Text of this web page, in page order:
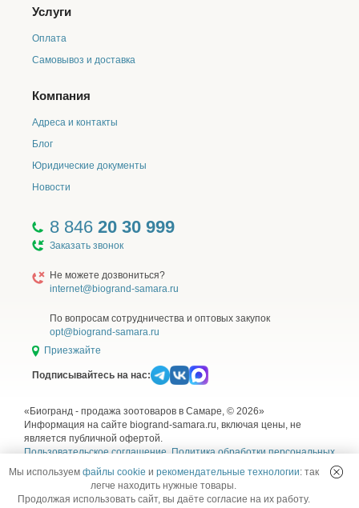
Услуги
Оплата
Самовывоз и доставка
Компания
Адреса и контакты
Блог
Юридические документы
Новости
8 846 20 30 999
Заказать звонок
Не можете дозвониться?
internet@biogrand-samara.ru
По вопросам сотрудничества и оптовых закупок
opt@biogrand-samara.ru
Приезжайте
Подписывайтесь на нас:
«Биогранд - продажа зоотоваров в Самаре, © 2026»
Информация на сайте biogrand-samara.ru, включая цены, не
является публичной офертой.
Пользовательское соглашение,Политика обработки персональных
Согласие на обработку персональных данных
использования рекомендательных технологий
Мы используем файлы cookie и рекомендательные технологии: так
легче находить нужные товары.
Продолжая использовать сайт, вы даёте согласие на их работу.